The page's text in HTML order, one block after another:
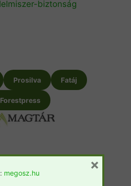
biztonság
Prosilva Fatáj
Forestpress
megosz.hu
×